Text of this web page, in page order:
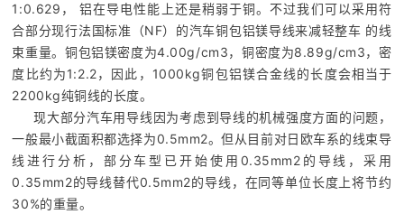
1:0.629， 铝在导电性能上还是稍弱于铜。不过我们可以采用符
合部分现行法国标准（NF）的汽车铜包铝镁导线来减轻整车 的线
束重量。铜包铝镁密度为4.00g/cm3，铜密度为8.89g/cm3，密
度比约为1:2.2，因此，1000kg铜包铝镁合金线的长度会相当于
2200kg纯铜线的长度。
现大部分汽车用导线因为考虑到导线的机械强度方面的问题，
一般最小截面积都选择为0.5mm2。但从目前对日欧车系的线束导
线进行分析，部分车型已开始使用0.35mm2的导线，采用
0.35mm2的导线替代0.5mm2的导线，在同等单位长度上将节约
30%的重量。